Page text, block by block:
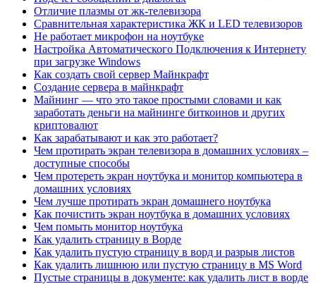
Отличие плазмы от жк-телевизора
Сравнительная характеристика ЖК и LED телевизоров
Не работает микрофон на ноутбуке
Настройка Автоматического Подключения к Интернету
при загрузке Windows
Как создать свой сервер Майнкрафт
Создание сервера в майнкрафт
Майнинг — что это такое простыми словами и как
заработать деньги на майнинге биткоинов и других
криптовалют
Как зарабатывают и как это работает?
Чем протирать экран телевизора в домашних условиях –
доступные способы
Чем протереть экран ноутбука и монитор компьютера в
домашних условиях
Чем лучше протирать экран домашнего ноутбука
Как почистить экран ноутбука в домашних условиях
Чем помыть монитор ноутбука
Как удалить страницу в Ворде
Как удалить пустую страницу в ворд и разрыв листов
Как удалить лишнюю или пустую страницу в MS Word
Пустые страницы в документе: как удалить лист в ворде